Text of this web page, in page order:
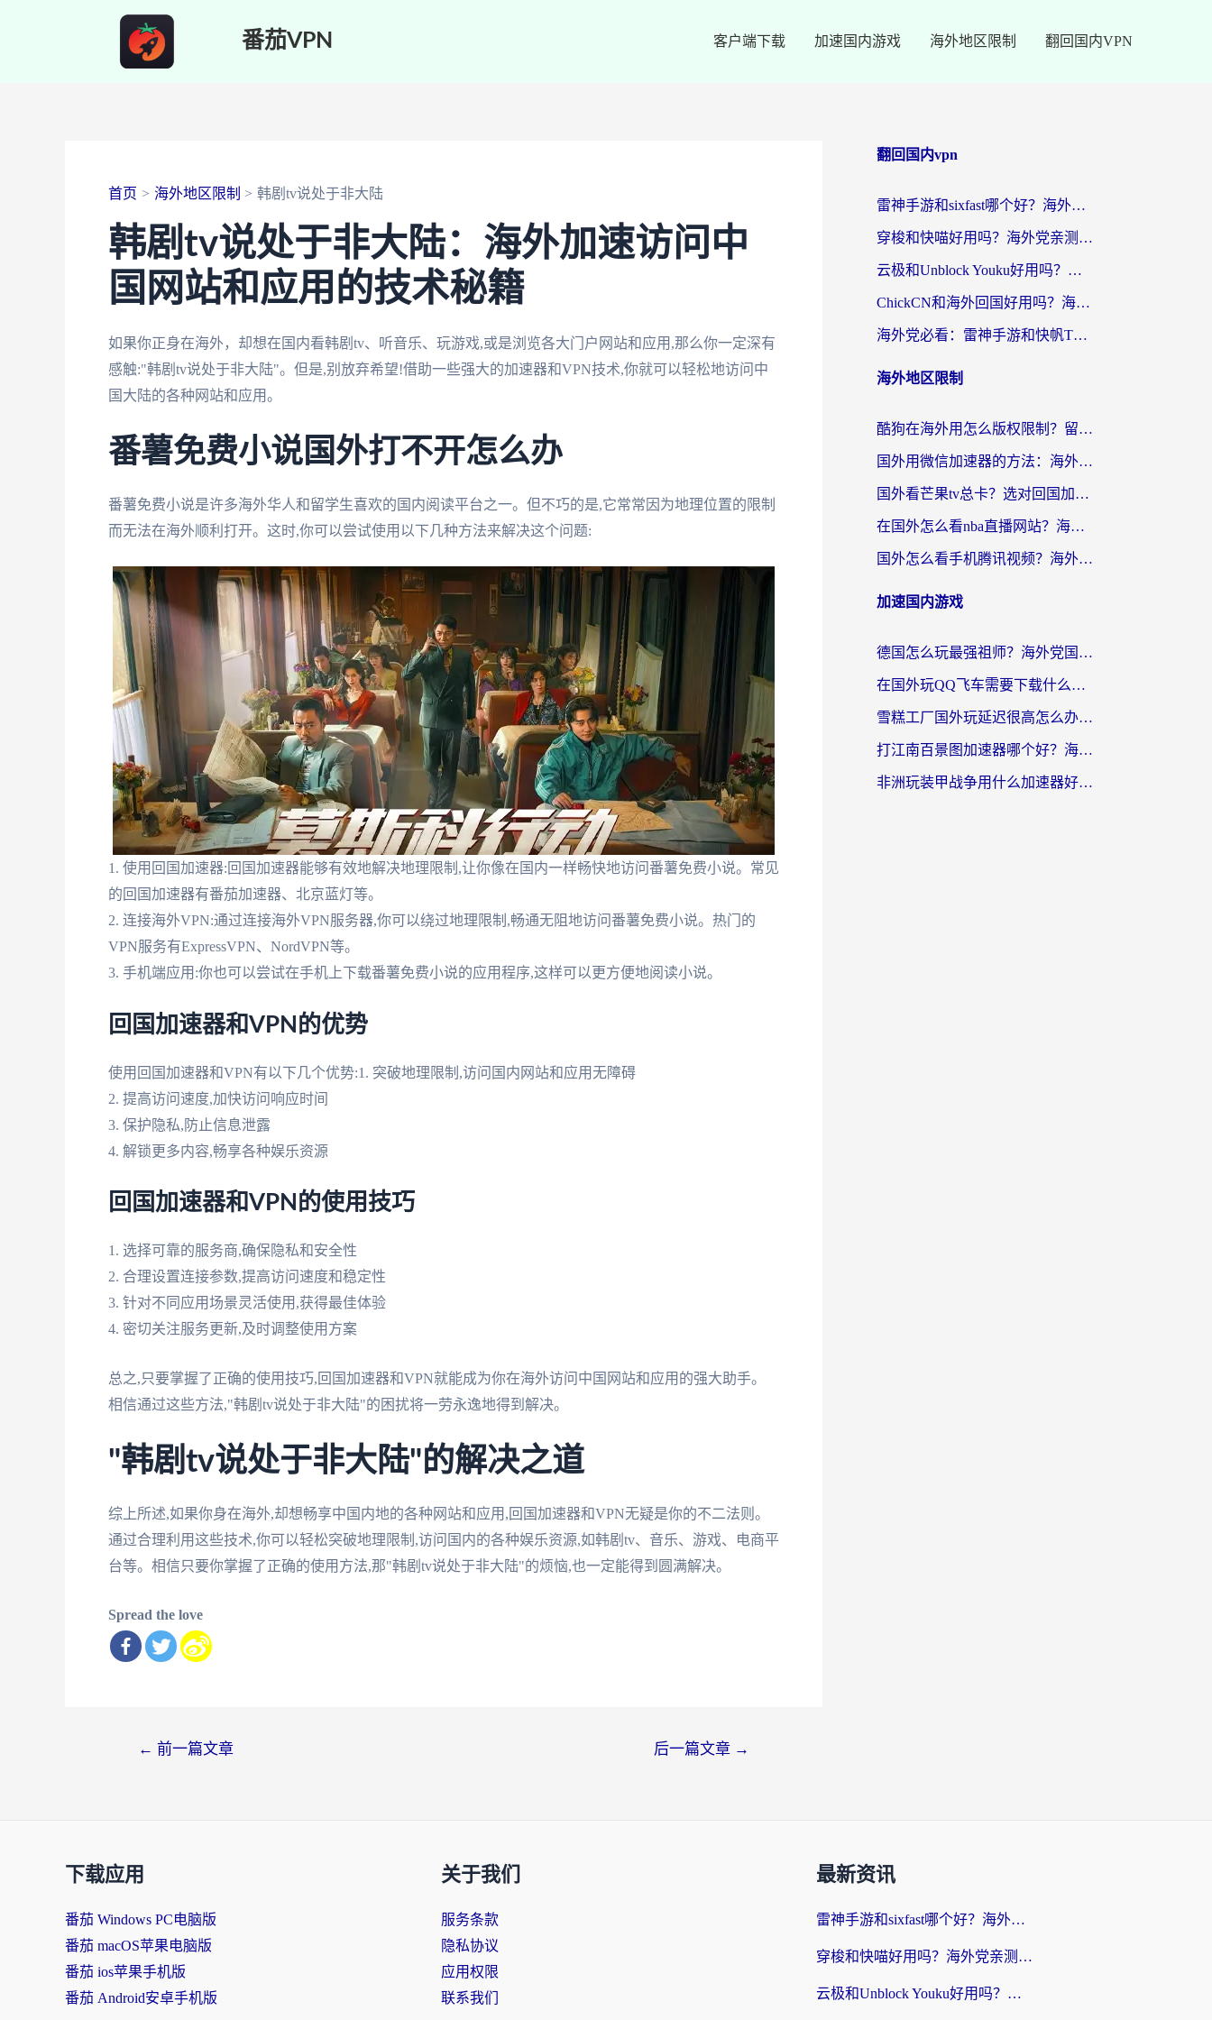
番茄VPN 客户端下载 加速国内游戏 海外地区限制 翻回国内VPN
首页 海外地区限制 韩剧tv说处于非大陆
韩剧tv说处于非大陆：海外加速访问中
国网站和应用的技术秘籍
如果你正身在海外，却想在国内看韩剧tv、听音乐、玩游戏,或是浏览各大门户网站和应用,那么你一定深有
感触:"韩剧tv说处于非大陆"。但是,别放弃希望!借助一些强大的加速器和VPN技术,你就可以轻松地访问中
国大陆的各种网站和应用。
番薯免费小说国外打不开怎么办
番薯免费小说是许多海外华人和留学生喜欢的国内阅读平台之一。但不巧的是,它常常因为地理位置的限制
而无法在海外顺利打开。这时,你可以尝试使用以下几种方法来解决这个问题:
1. 使用回国加速器:回国加速器能够有效地解决地理限制,让你像在国内一样畅快地访问番薯免费小说。常见
的回国加速器有番茄加速器、北京蓝灯等。
2. 连接海外VPN:通过连接海外VPN服务器,你可以绕过地理限制,畅通无阻地访问番薯免费小说。热门的
VPN服务有ExpressVPN、NordVPN等。
3. 手机端应用:你也可以尝试在手机上下载番薯免费小说的应用程序,这样可以更方便地阅读小说。
回国加速器和VPN的优势
使用回国加速器和VPN有以下几个优势:1. 突破地理限制,访问国内网站和应用无障碍
2. 提高访问速度,加快访问响应时间
3. 保护隐私,防止信息泄露
4. 解锁更多内容,畅享各种娱乐资源
回国加速器和VPN的使用技巧
1. 选择可靠的服务商,确保隐私和安全性
2. 合理设置连接参数,提高访问速度和稳定性
3. 针对不同应用场景灵活使用,获得最佳体验
4. 密切关注服务更新,及时调整使用方案
总之,只要掌握了正确的使用技巧,回国加速器和VPN就能成为你在海外访问中国网站和应用的强大助手。
相信通过这些方法,"韩剧tv说处于非大陆"的困扰将一劳永逸地得到解决。
"韩剧tv说处于非大陆"的解决之道
综上所述,如果你身在海外,却想畅享中国内地的各种网站和应用,回国加速器和VPN无疑是你的不二法则。
通过合理利用这些技术,你可以轻松突破地理限制,访问国内的各种娱乐资源,如韩剧tv、音乐、游戏、电商平
台等。相信只要你掌握了正确的使用方法,那"韩剧tv说处于非大陆"的烦恼,也一定能得到圆满解决。
Spread the love
← 前一篇文章 后一篇文章 →
翻回国内vpn
雷神手游和sixfast哪个好？海外党亲测3款回国加速器，教你选对不踩坑
穿梭和快喵好用吗？海外党亲测：小众加速器对比+番茄加速器深度体验
云极和Unblock Youku好用吗？海外党亲测+2026回国加速器避坑指南
ChickCN和海外回国好用吗？海外党2026亲测：从手游到影音，选对加速器的3个关键
海外党必看：雷神手游和快帆TV版好用吗？3步选对回国加速器不踩坑
海外地区限制
酷狗在海外用怎么版权限制？留学生亲测：3步解决听国内音乐难题
国外用微信加速器的方法：海外党无缝连接国内生活的实用指南
国外看芒果tv总卡？选对回国加速器，轻松追《浪姐》不费劲
在国外怎么看nba直播网站？海外党专属体育观赛指南，告别地区限制！
国外怎么看手机腾讯视频？海外党亲测有效的追剧加速器选择指南
加速国内游戏
德国怎么玩最强祖师？海外党国服游戏加速器选择全攻略（附宝可梦Online实测）
在国外玩QQ飞车需要下载什么加速器呢？海外党亲测有效的国服游戏加速指南
雪糕工厂国外玩延迟很高怎么办？海外玩家国服游戏加速终极攻略（附实测推荐）
打江南百景图加速器哪个好？海外党踩坑N次后，终于找到不卡的秘诀
非洲玩装甲战争用什么加速器好？海外党亲测有效的国服游戏加速方案
下载应用
番茄 Windows PC电脑版
番茄 macOS苹果电脑版
番茄 ios苹果手机版
番茄 Android安卓手机版
关于我们
服务条款
隐私协议
应用权限
联系我们
最新资讯
雷神手游和sixfast哪个好？海外党亲测3款回国加速器，教你选对不踩坑
穿梭和快喵好用吗？海外党亲测：小众加速器对比+番茄加速器深度体验
云极和Unblock Youku好用吗？海外党亲测+2026回国加速器避坑指南